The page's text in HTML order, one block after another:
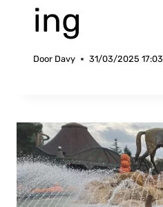
ing
Door Davy 31/03/2025 17:03